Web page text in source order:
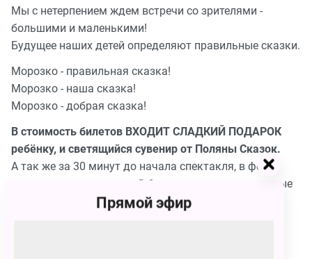
Мы с нетерпением ждем встречи со зрителями -
большими и маленькими!
Будущее наших детей определяют правильные сказки.
Морозко - правильная сказка!
Морозко - наша сказка!
Морозко - добрая сказка!
В стоимость билетов ВХОДИТ СЛАДКИЙ ПОДАРОК
ребёнку, и светящийся сувенир от Поляны Сказок.
А так же за 30 минут до начала спектакля, в фойе
театра, маленьких гостей будут встречать сказочные
герои! С ними можно будет пообщаться, поиграть и
Прямой эфир